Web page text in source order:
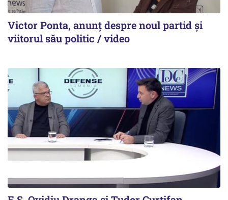
Victor Ponta, anunț despre noul partid și
viitorul său politic / video